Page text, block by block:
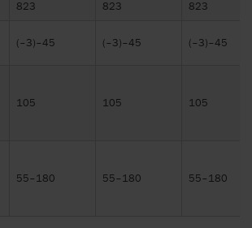
823 823 823
(–3)–45 (–3)–45 (–3)–45
105 105 105
55–180 55–180 55–180